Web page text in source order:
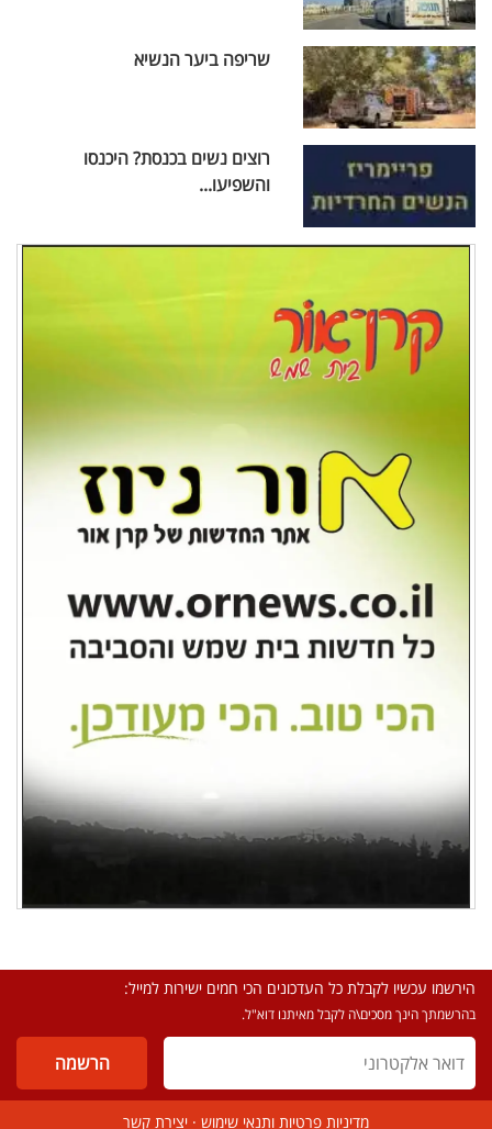
שריפה ביער הנשיא
רוצים נשים בכנסת? היכנסו
והשפיעו...
הירשמו עכשיו לקבלת כל העדכונים הכי חמים ישירות למייל:
בהרשמתך הינך מסכים\ה לקבל מאיתנו דוא"ל.
מדיניות פרטיות ותנאי שימוש · יצירת קשר